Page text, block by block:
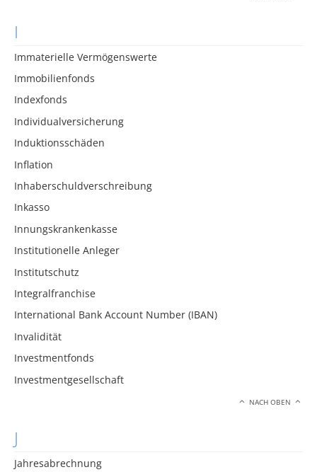
I
Immaterielle Vermögenswerte
Immobilienfonds
Indexfonds
Individualversicherung
Induktionsschäden
Inflation
Inhaberschuldverschreibung
Inkasso
Innungskrankenkasse
Institutionelle Anleger
Institutschutz
Integralfranchise
International Bank Account Number (IBAN)
Invalidität
Investmentfonds
Investmentgesellschaft
NACH OBEN
J
Jahresabrechnung